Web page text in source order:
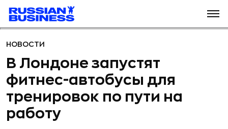
НОВОСТИ
В Лондоне запустят
фитнес-автобусы для
тренировок по пути на
работу